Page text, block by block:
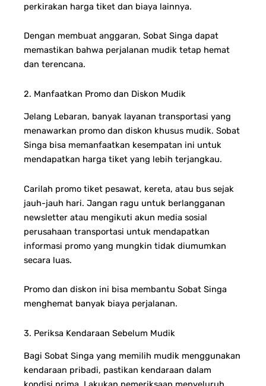
perkirakan harga tiket dan biaya lainnya.
Dengan membuat anggaran, Sobat Singa dapat
memastikan bahwa perjalanan mudik tetap hemat
dan terencana.
2. Manfaatkan Promo dan Diskon Mudik
Jelang Lebaran, banyak layanan transportasi yang
menawarkan promo dan diskon khusus mudik. Sobat
Singa bisa memanfaatkan kesempatan ini untuk
mendapatkan harga tiket yang lebih terjangkau.
Carilah promo tiket pesawat, kereta, atau bus sejak
jauh-jauh hari. Jangan ragu untuk berlangganan
newsletter atau mengikuti akun media sosial
perusahaan transportasi untuk mendapatkan
informasi promo yang mungkin tidak diumumkan
secara luas.
Promo dan diskon ini bisa membantu Sobat Singa
menghemat banyak biaya perjalanan.
3. Periksa Kendaraan Sebelum Mudik
Bagi Sobat Singa yang memilih mudik menggunakan
kendaraan pribadi, pastikan kendaraan dalam